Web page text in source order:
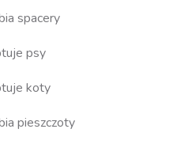
spacery
psy
koty
pieszczoty